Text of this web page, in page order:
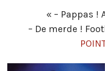
« – Pappas !
– De merde !